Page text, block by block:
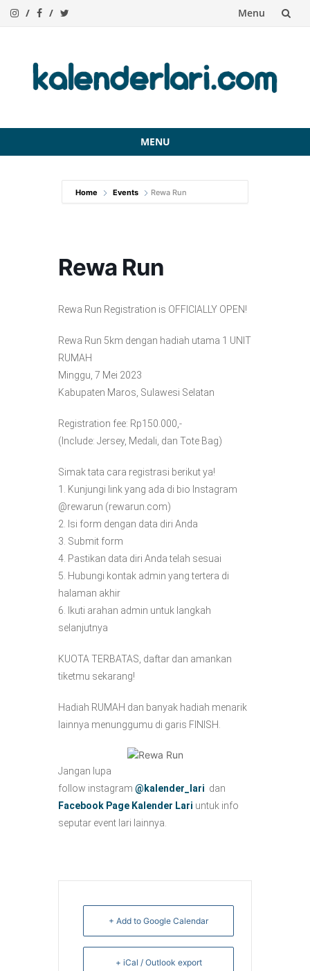
Menu
content
MENU
Home Events Rewa Run
Rewa Run
Rewa Run Registration is OFFICIALLY OPEN!
Rewa Run 5km dengan hadiah utama 1 UNIT
RUMAH
Minggu, 7 Mei 2023
Kabupaten Maros, Sulawesi Selatan
Registration fee: Rp150.000,-
(Include: Jersey, Medali, dan Tote Bag)
Simak tata cara registrasi berikut ya!
1. Kunjungi link yang ada di bio Instagram
@rewarun (rewarun.com)
2. Isi form dengan data diri Anda
3. Submit form
4. Pastikan data diri Anda telah sesuai
5. Hubungi kontak admin yang tertera di
halaman akhir
6. Ikuti arahan admin untuk langkah
selanjutnya
KUOTA TERBATAS, daftar dan amankan
tiketmu sekarang!
Hadiah RUMAH dan banyak hadiah menarik
lainnya menunggumu di garis FINISH.
Jangan lupa
follow instagram @kalender_lari dan
Facebook Page Kalender Lari untuk info
seputar event lari lainnya.
+ Add to Google Calendar
+ iCal / Outlook export